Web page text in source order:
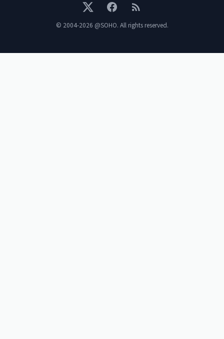
X Facebook
RSS
© 2004-2026 @SOHO. All rights reserved.